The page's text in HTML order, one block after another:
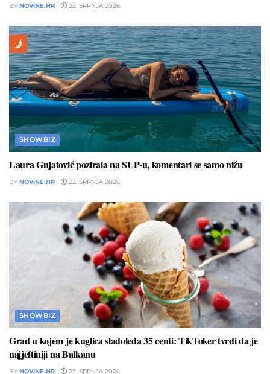
BY NOVINE.HR 22. SRPNJA 2026.
SHOWBIZ
Laura Gnjatović pozirala na SUP-u, komentari se samo nižu
BY NOVINE.HR 22. SRPNJA 2026.
SHOWBIZ
Grad u kojem je kuglica sladoleda 35 centi: TikToker tvrdi da je
najjeftiniji na Balkanu
BY NOVINE.HR 22. SRPNJA 2026.